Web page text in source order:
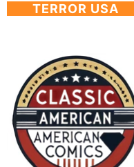
TERROR USA